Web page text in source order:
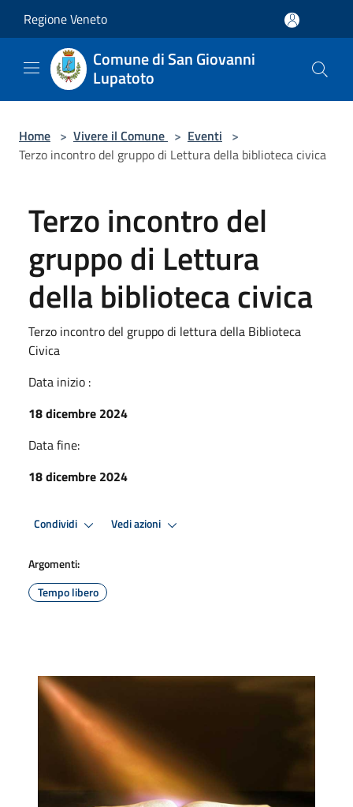
Regione Veneto
Comune di San Giovanni
Lupatoto
Home > Vivere il Comune > Eventi >
Terzo incontro del gruppo di Lettura della biblioteca civica
Terzo incontro del
gruppo di Lettura
della biblioteca civica
Terzo incontro del gruppo di lettura della Biblioteca
Civica
Data inizio :
18 dicembre 2024
Data fine:
18 dicembre 2024
Condividi Vedi azioni
Argomenti:
Tempo libero